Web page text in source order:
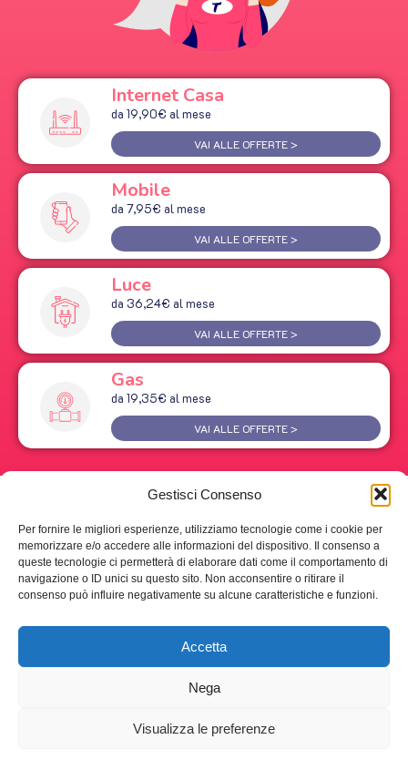
Gestisci Consenso
Per fornire le migliori esperienze, utilizziamo tecnologie come i cookie per
memorizzare e/o accedere alle informazioni del dispositivo. Il consenso a
queste tecnologie ci permetterà di elaborare dati come il comportamento di
navigazione o ID unici su questo sito. Non acconsentire o ritirare il
consenso può influire negativamente su alcune caratteristiche e funzioni.
Accetta
Nega
Visualizza le preferenze
Internet Casa
da 19,90€ al mese
VAI ALLE OFFERTE >
Mobile
da 7,95€ al mese
VAI ALLE OFFERTE >
Luce
da 36,24€ al mese
VAI ALLE OFFERTE >
Gas
da 19,35€ al mese
VAI ALLE OFFERTE >